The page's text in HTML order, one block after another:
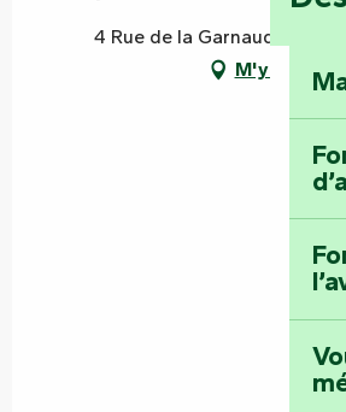
4 Rue de la Garnauderie,
M'y rendre